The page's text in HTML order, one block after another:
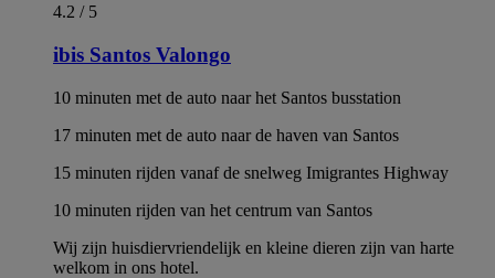
4.2 / 5
ibis Santos Valongo
10 minuten met de auto naar het Santos busstation
17 minuten met de auto naar de haven van Santos
15 minuten rijden vanaf de snelweg Imigrantes Highway
10 minuten rijden van het centrum van Santos
Wij zijn huisdiervriendelijk en kleine dieren zijn van harte
welkom in ons hotel.